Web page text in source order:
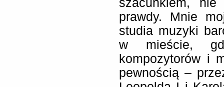
szacunkiem,
prawdy. Mnie
studia muzyki
w mieście,
kompozytorów i
pewnością –